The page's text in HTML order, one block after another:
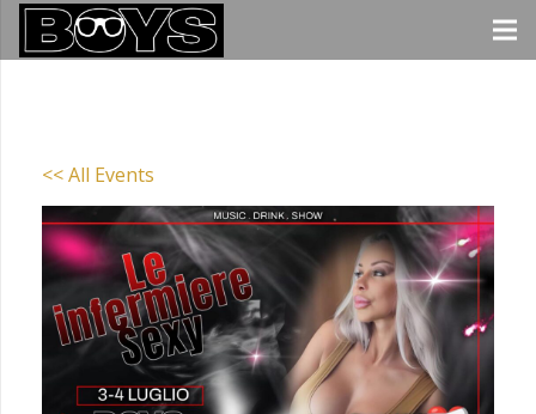
<< All Events